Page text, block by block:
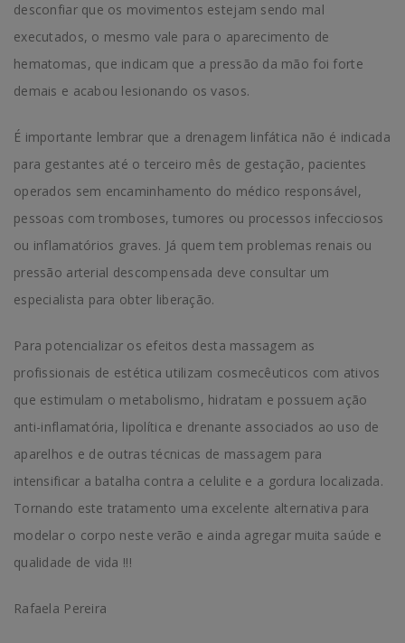
desconfiar que os movimentos estejam sendo mal
executados, o mesmo vale para o aparecimento de
hematomas, que indicam que a pressão da mão foi forte
demais e acabou lesionando os vasos.
É importante lembrar que a drenagem linfática não é indicada
para gestantes até o terceiro mês de gestação, pacientes
operados sem encaminhamento do médico responsável,
pessoas com tromboses, tumores ou processos infecciosos
ou inflamatórios graves. Já quem tem problemas renais ou
pressão arterial descompensada deve consultar um
especialista para obter liberação.
Para potencializar os efeitos desta massagem as
profissionais de estética utilizam cosmecêuticos com ativos
que estimulam o metabolismo, hidratam e possuem ação
anti-inflamatória, lipolítica e drenante associados ao uso de
aparelhos e de outras técnicas de massagem para
intensificar a batalha contra a celulite e a gordura localizada.
Tornando este tratamento uma excelente alternativa para
modelar o corpo neste verão e ainda agregar muita saúde e
qualidade de vida !!!
Rafaela Pereira